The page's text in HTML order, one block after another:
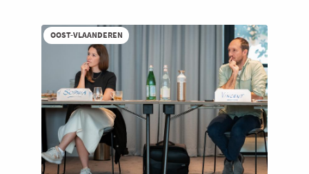
OOST-VLAANDEREN
Supply Chain
Welzijn en gezondheidszorg